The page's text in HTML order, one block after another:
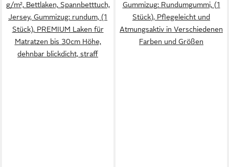
g/m², Bettlaken, Spannbetttuch,
Jersey, Gummizug: rundum, (1
Stück), PREMIUM Laken für
Matratzen bis 30cm Höhe,
dehnbar blickdicht, straff
Gummizug: Rundumgummi, (1
Stück), Pflegeleicht und
Atmungsaktiv in Verschiedenen
Farben und Größen